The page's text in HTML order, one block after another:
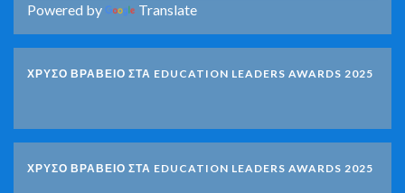
Powered by Translate
ΧΡΥΣΟ ΒΡΑΒΕΙΟ ΣΤΑ EDUCATION LEADERS AWARDS 2025
ΧΡΥΣΟ ΒΡΑΒΕΙΟ ΣΤΑ EDUCATION LEADERS AWARDS 2025